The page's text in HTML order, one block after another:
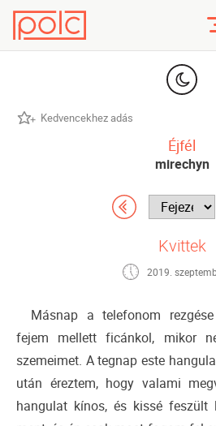
Kedvencekhez adás
Éjfél
mirechyn
Kvittek
2019.
Másnap a telefonom
fejem mellett ficánkol, mikor
szemeimet. A tegnap este
után éreztem, hogy valami
hangulat kínos, és kissé